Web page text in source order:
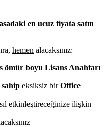
en ucuz fiyata satın
hemen alacaksınız:
ömür boyu Lisans Anahtarı
sahip eksiksiz birOffice
etkinleştireceğinize ilişkin